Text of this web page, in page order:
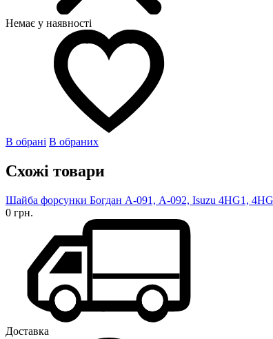
Немає у наявності
В обрані В обраних
Схожі товари
Шайба форсунки Богдан А-091, А-092, Isuzu 4HG1,
0 грн.
Доставка